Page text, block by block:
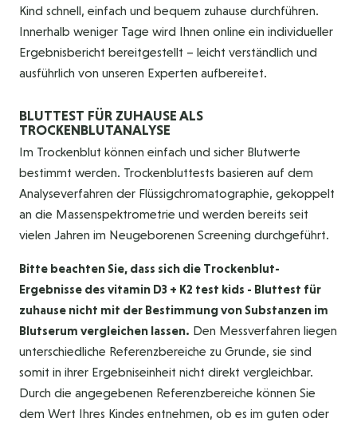
Kind schnell, einfach und bequem zuhause durchführen.
Innerhalb weniger Tage wird Ihnen online ein individueller
Ergebnisbericht bereitgestellt – leicht verständlich und
ausführlich von unseren Experten aufbereitet.
BLUTTEST FÜR ZUHAUSE ALS
TROCKENBLUTANALYSE
Im Trockenblut können einfach und sicher Blutwerte
bestimmt werden. Trockenbluttests basieren auf dem
Analyseverfahren der Flüssigchromatographie, gekoppelt
an die Massenspektrometrie und werden bereits seit
vielen Jahren im Neugeborenen Screening durchgeführt.
Bitte beachten Sie, dass sich die Trockenblut-
Ergebnisse des vitamin D3 + K2 test kids - Bluttest für
zuhause nicht mit der Bestimmung von Substanzen im
Blutserum vergleichen lassen. Den Messverfahren liegen
unterschiedliche Referenzbereiche zu Grunde, sie sind
somit in ihrer Ergebniseinheit nicht direkt vergleichbar.
Durch die angegebenen Referenzbereiche können Sie
dem Wert Ihres Kindes entnehmen, ob es im guten oder